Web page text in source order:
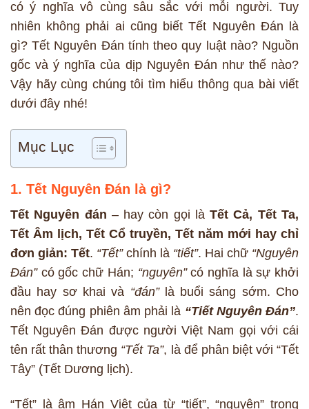
có ý nghĩa vô cùng sâu sắc với mỗi người. Tuy
nhiên không phải ai cũng biết Tết Nguyên Đán là
gì? Tết Nguyên Đán tính theo quy luật nào? Nguồn
gốc và ý nghĩa của dịp Nguyên Đán như thế nào?
Vậy hãy cùng chúng tôi tìm hiểu thông qua bài viết
dưới đây nhé!
Mục Lục
1. Tết Nguyên Đán là gì?
Tết Nguyên đán – hay còn gọi làTết Cả, Tết Ta,
Tết Âm lịch, Tết Cổ truyền, Tết năm mới hay chỉ
đơn giản: Tết. “Tết”chính là “tiết”. Hai chữ “Nguyên
Đán”có gốc chữ Hán; “nguyên”có nghĩa là sự khởi
đầu hay sơ khai và “đán”là buổi sáng sớm. Cho
nên đọc đúng phiên âm phải là “Tiết Nguyên Đán”.
Tết Nguyên Đán được người Việt Nam gọi với cái
tên rất thân thương “Tết Ta”, là để phân biệt với “Tết
Tây” (Tết Dương lịch).
“Tết” là âm Hán Việt của từ “tiết”, “nguyên” trong